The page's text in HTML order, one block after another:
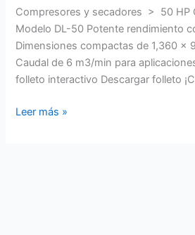
Compresores y secadores > 50 HP
Modelo DL-50 Potente rendimiento
Dimensiones compactas de 1,360 x
Caudal de 6 m3/min para
folleto interactivo Descargar folleto
Leer más »